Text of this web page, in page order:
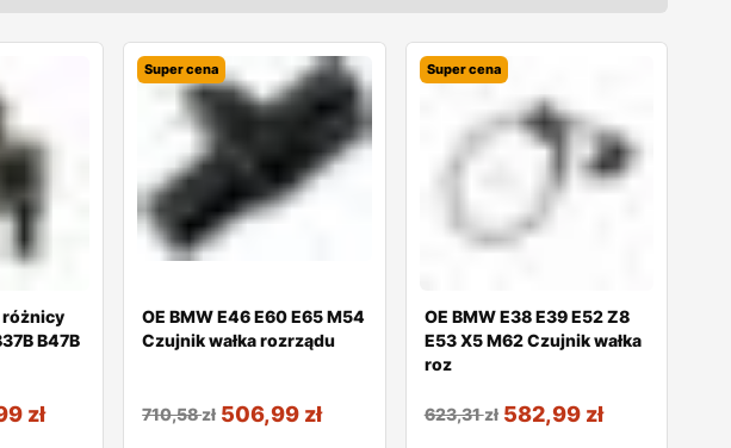
różnicy
B47B
zł
Super cena
OE BMW E46 E60 E65 M54
Czujnik wałka rozrządu
710,58zł 506,99 zł
Super cena
OE BMW E38 E39 E52 Z8
E53 X5 M62 Czujnik wałka
roz
623,31zł 582,99 zł